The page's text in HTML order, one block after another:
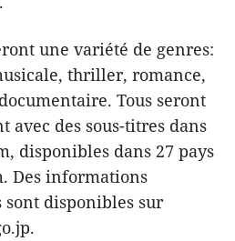
une variété de genres:
thriller, romance,
Tous seront
avec des sous-titres dans
disponibles dans 27 pays
Des informations
disponibles sur